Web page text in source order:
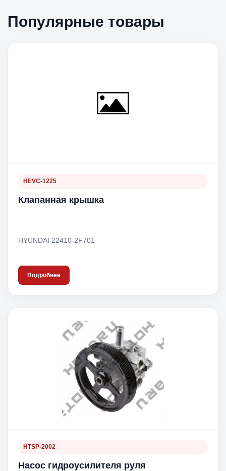
Популярные товары
HEVC-1225
Клапанная крышка
HYUNDAI 22410-2F701
Подробнее
HTSP-2002
Насос гидроусилителя руля